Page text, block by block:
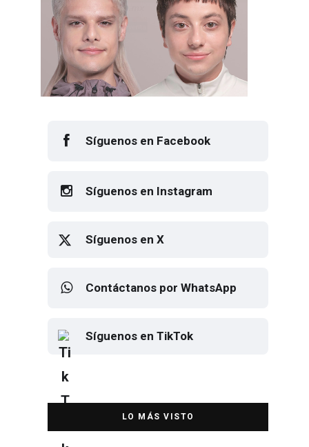
Síguenos en Facebook
Síguenos en Instagram
Síguenos en X
Contáctanos por WhatsApp
Síguenos en TikTok
DESTACADA
Elton John regresa a CDMX para
despedirse en el Estadio Banorte